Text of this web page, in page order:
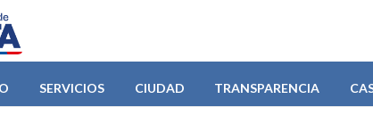
SERVICIOS CIUDAD TRANSPARENCIA